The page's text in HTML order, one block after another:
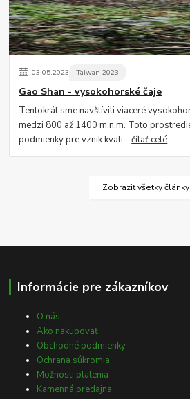
03.05.2023 Taiwan 2023
Gao Shan - vysokohorské čaje
Tentokrát sme navštívili viaceré
medzi 800 až 1400 m.n.m. Toto
podmienky pre vznik kvali...čítať celé
Zobraziť všetky články
Informácie pre zákazníkov
O nás
Ako nakupovať
Obchodné podmienky
Ochrana súkromia
Možnosti platenia
Kamenná predajna